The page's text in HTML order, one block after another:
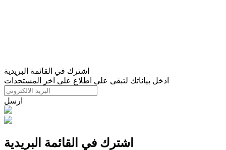
اشترك في القائمة البريدية
ادخل بياناتك لتبقى على اطلاع على اخر المستجدات
ارسل
اشترك في القائمة البريدية